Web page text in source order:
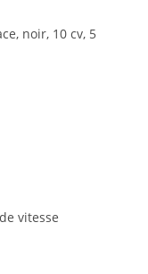
noir, 10 cv, 5
vitesse